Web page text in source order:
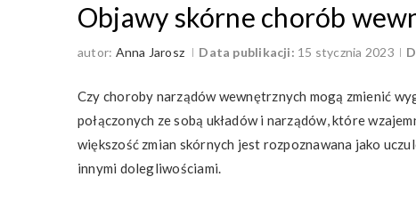
Objawy skórne chorób
autor: Anna Jarosz Data publikacji: 15 stycznia 2023
Czy choroby narządów wewnętrznych mogą zmienić
połączonych ze sobą układów i narządów, które
większość zmian skórnych jest rozpoznawana jako
innymi dolegliwościami.